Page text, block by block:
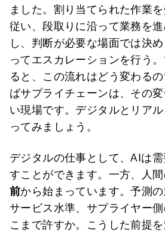
ました。割り当てられた作業
従い、段取りに沿って業務を
し、判断が必要な場面では決
ってエスカレーションを行う
ると、この流れはどう変わる
ばサプライチェーンは、その
い現場です。デジタルとリア
ってみましょう。
デジタルの仕事として、AIは
すことができます。一方、人
前から始まっています。予測
サービス水準、サプライヤー
こまで許すか。こうした前提